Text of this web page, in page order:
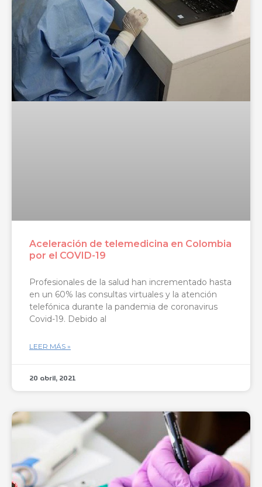
Aceleración de telemedicina en Colombia
por el COVID-19
Profesionales de la salud han incrementado hasta
en un 60% las consultas virtuales y la atención
telefónica durante la pandemia de coronavirus
Covid-19. Debido al
LEER MÁS »
20 abril, 2021